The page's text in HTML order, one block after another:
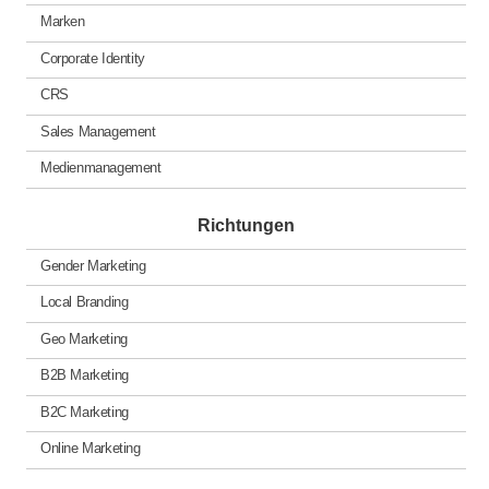
Marken
Corporate Identity
CRS
Sales Management
Medienmanagement
Richtungen
Gender Marketing
Local Branding
Geo Marketing
B2B Marketing
B2C Marketing
Online Marketing